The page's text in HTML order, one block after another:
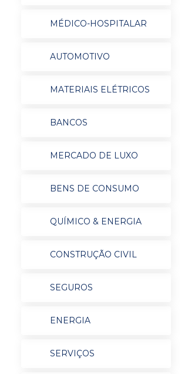
MÉDICO-HOSPITALAR
AUTOMOTIVO
MATERIAIS ELÉTRICOS
BANCOS
MERCADO DE LUXO
BENS DE CONSUMO
QUÍMICO & ENERGIA
CONSTRUÇÃO CIVIL
SEGUROS
ENERGIA
SERVIÇOS